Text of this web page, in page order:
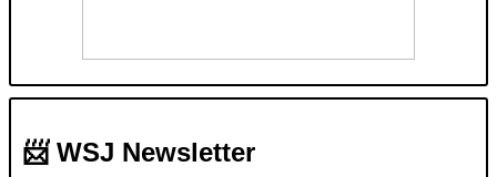
📨 WSJ Newsletter